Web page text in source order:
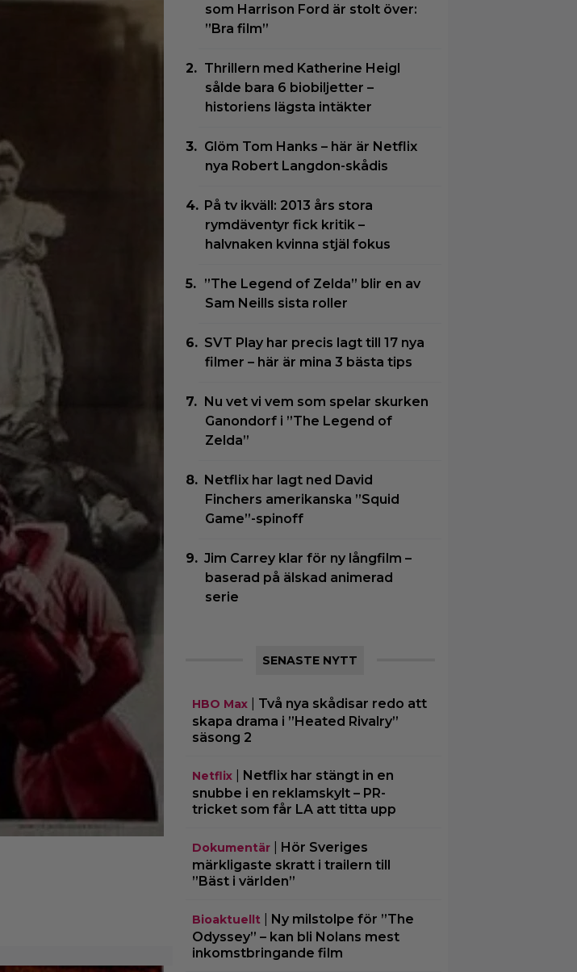
som Harrison Ford är stolt över:
”Bra film”
Thrillern med Katherine Heigl
sålde bara 6 biobiljetter –
historiens lägsta intäkter
Glöm Tom Hanks – här är Netflix
nya Robert Langdon-skådis
På tv ikväll: 2013 års stora
rymdäventyr fick kritik –
halvnaken kvinna stjäl fokus
”The Legend of Zelda” blir en av
Sam Neills sista roller
SVT Play har precis lagt till 17 nya
filmer – här är mina 3 bästa tips
Nu vet vi vem som spelar skurken
Ganondorf i ”The Legend of
Zelda”
Netflix har lagt ned David
Finchers amerikanska ”Squid
Game”-spinoff
Jim Carrey klar för ny långfilm –
baserad på älskad animerad
serie
SENASTE NYTT
HBO Max| Två nya skådisar redo att
skapa drama i ”Heated Rivalry”
säsong 2
Netflix| Netflix har stängt in en
snubbe i en reklamskylt – PR-
tricket som får LA att titta upp
Dokumentär| Hör Sveriges
märkligaste skratt i trailern till
”Bäst i världen”
Bioaktuellt| Ny milstolpe för ”The
Odyssey” – kan bli Nolans mest
inkomstbringande film